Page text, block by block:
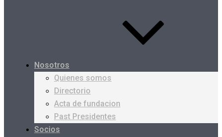
Nosotros
Quienes somos
Directorio
Acta de fundacion
Past Presidentes
Socios